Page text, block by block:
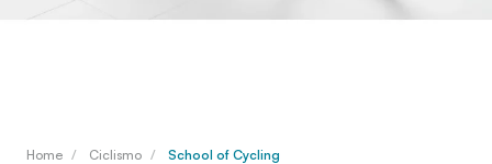
Home / Ciclismo / School of Cycling